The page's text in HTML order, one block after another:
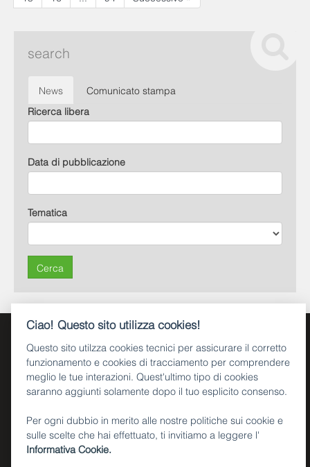
search
News Comunicato stampa
Ricerca libera
Data di pubblicazione
Tematica
Cerca
CF e P.IVA 00337460224
Numero verde 800 903606
Ciao! Questo sito utilizza cookies!
Questo sito utilzza cookies tecnici per assicurare il corretto
funzionamento e cookies di tracciamento per comprendere
meglio le tue interazioni. Quest'ultimo tipo di cookies
saranno aggiunti solamente dopo il tuo esplicito consenso.
Per ogni dubbio in merito alle nostre politiche sui cookie e
sulle scelte che hai effettuato, ti invitiamo a leggere l'
Informativa Cookie.